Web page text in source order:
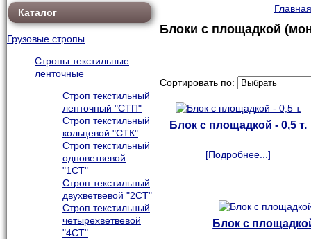
Каталог
Грузовые стропы
Стропы текстильные
ленточные
Строп текстильный
ленточный "СТП"
Строп текстильный
кольцевой "СТК"
Строп текстильный
одноветвевой
"1СТ"
Строп текстильный
двухветвевой "2СТ"
Строп текстильный
четырехветвевой
"4СТ"
Главная
Блоки с площадкой
Сортировать по:
Блок с площадкой - 0,5 т.
[Подробнее...]
Блок с